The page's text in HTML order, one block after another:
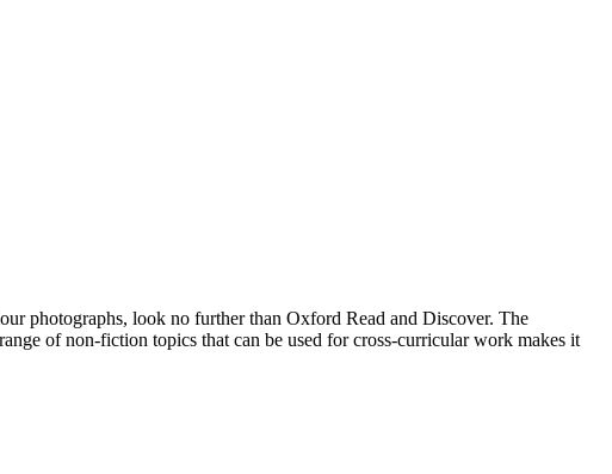
photographs, look no further than Oxford Read and Discover. The
of non-fiction topics that can be used for cross-curricular work makes it